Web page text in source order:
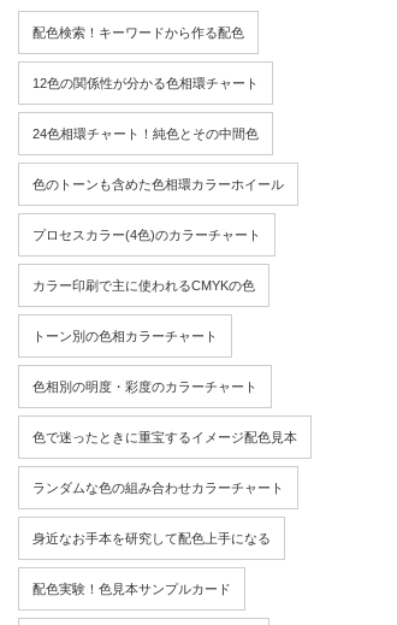
配色検索！キーワードから作る配色
12色の関係性が分かる色相環チャート
24色相環チャート！純色とその中間色
色のトーンも含めた色相環カラーホイール
プロセスカラー(4色)のカラーチャート
カラー印刷で主に使われるCMYKの色
トーン別の色相カラーチャート
色相別の明度・彩度のカラーチャート
色で迷ったときに重宝するイメージ配色見本
ランダムな色の組み合わせカラーチャート
身近なお手本を研究して配色上手になる
配色実験！色見本サンプルカード